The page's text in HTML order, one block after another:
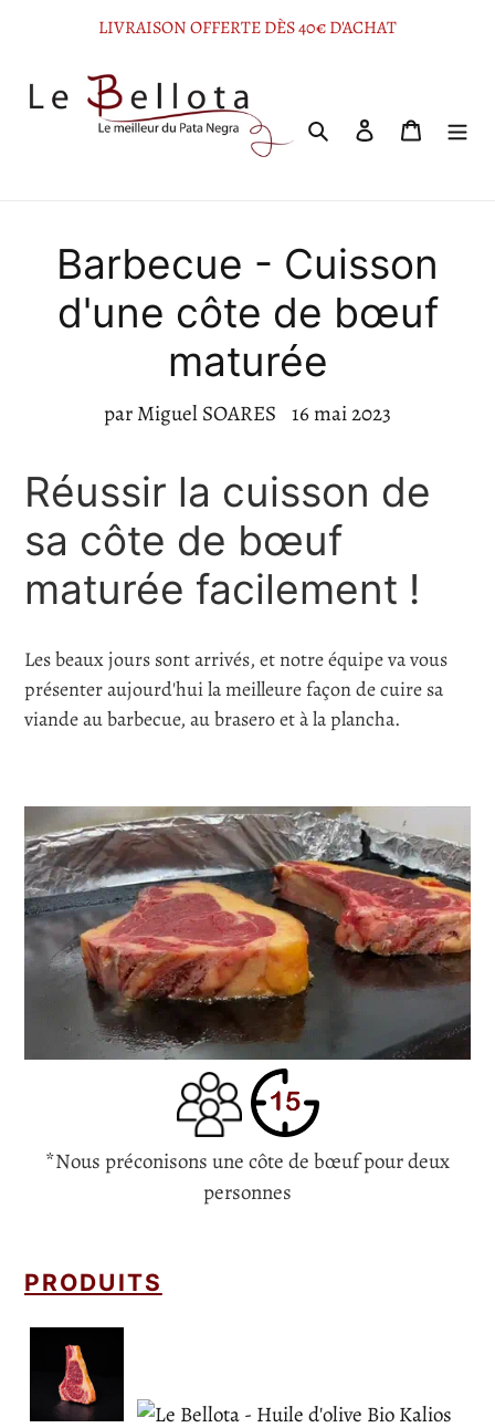
contenu
LIVRAISON OFFERTE DÈS 40€ D'ACHAT
RechercherSe connecter
Panier
Barbecue - Cuisson
d'une côte de bœuf
maturée
par Miguel SOARES 16 mai 2023
Réussir la cuisson de
sa côte de bœuf
maturée facilement !
Les beaux jours sont arrivés, et notre équipe va vous
présenter aujourd'hui la meilleure façon de cuire sa
viande au barbecue, au brasero et à la plancha.
*Nous préconisons une côte de bœuf pour deux
personnes
PRODUITS